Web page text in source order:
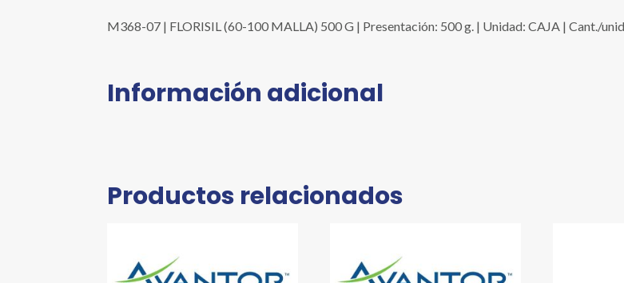
M368-07 | FLORISIL (60-100 MALLA) 500 G | Presentación: 500 g. | Unidad: CAJA | Cant./
Información adicional
Productos relacionados